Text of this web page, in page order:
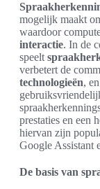
mogelijk maakt
waardoor
interactie. In de
speelt
verbetert de
technologieën,
prestaties en een
hiervan zijn
Google Assistant
De basis van